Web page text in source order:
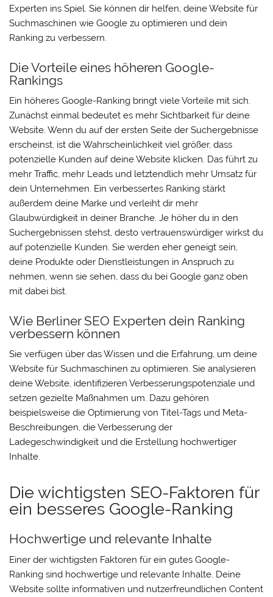
Experten ins Spiel. Sie können dir helfen, deine Website für
Suchmaschinen wie Google zu optimieren und dein
Ranking zu verbessern.
Die Vorteile eines höheren Google-
Rankings
Ein höheres Google-Ranking bringt viele Vorteile mit sich.
Zunächst einmal bedeutet es mehr Sichtbarkeit für deine
Website. Wenn du auf der ersten Seite der Suchergebnisse
erscheinst, ist die Wahrscheinlichkeit viel größer, dass
potenzielle Kunden auf deine Website klicken. Das führt zu
mehr Traffic, mehr Leads und letztendlich mehr Umsatz für
dein Unternehmen. Ein verbessertes Ranking stärkt
außerdem deine Marke und verleiht dir mehr
Glaubwürdigkeit in deiner Branche. Je höher du in den
Suchergebnissen stehst, desto vertrauenswürdiger wirkst du
auf potenzielle Kunden. Sie werden eher geneigt sein,
deine Produkte oder Dienstleistungen in Anspruch zu
nehmen, wenn sie sehen, dass du bei Google ganz oben
mit dabei bist.
Wie Berliner SEO Experten dein Ranking
verbessern können
Sie verfügen über das Wissen und die Erfahrung, um deine
Website für Suchmaschinen zu optimieren. Sie analysieren
deine Website, identifizieren Verbesserungspotenziale und
setzen gezielte Maßnahmen um. Dazu gehören
beispielsweise die Optimierung von Titel-Tags und Meta-
Beschreibungen, die Verbesserung der
Ladegeschwindigkeit und die Erstellung hochwertiger
Inhalte.
Die wichtigsten SEO-Faktoren für
ein besseres Google-Ranking
Hochwertige und relevante Inhalte
Einer der wichtigsten Faktoren für ein gutes Google-
Ranking sind hochwertige und relevante Inhalte. Deine
Website sollte informativen und nutzerfreundlichen Content